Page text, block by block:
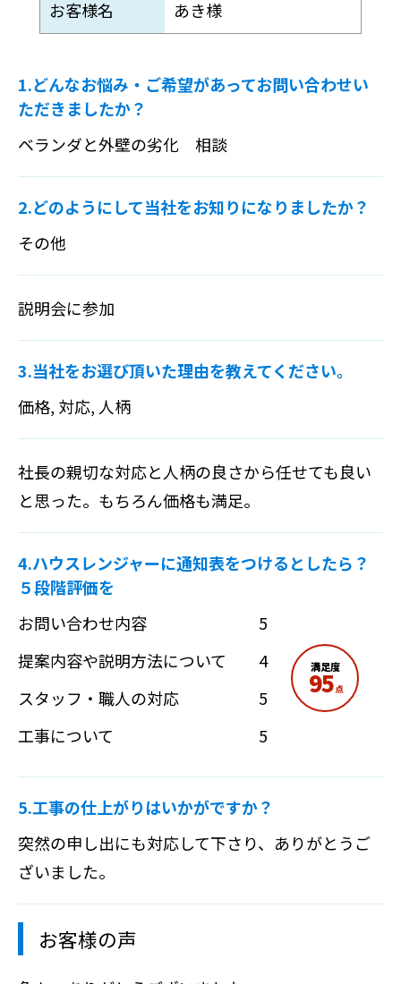
お客様名 あき様
1.どんなお悩み・ご希望があってお問い合わせい
ただきましたか？
ベランダと外壁の劣化 相談
2.どのようにして当社をお知りになりましたか？
その他
説明会に参加
3.当社をお選び頂いた理由を教えてください。
価格, 対応, 人柄
社長の親切な対応と人柄の良さから任せても良い
と思った。もちろん価格も満足。
4.ハウスレンジャーに通知表をつけるとしたら？
５段階評価を
お問い合わせ内容
5
提案内容や説明方法について
4
スタッフ・職人の対応
5
工事について
5
満足度
95点
5.工事の仕上がりはいかがですか？
突然の申し出にも対応して下さり、ありがとうご
ざいました。
お客様の声